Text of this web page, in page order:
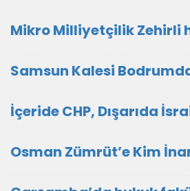
Mikro Milliyetçilik Zehirli
Samsun Kalesi
İçeride CHP, Dışarıda
Osman Zümrüt’e Kim